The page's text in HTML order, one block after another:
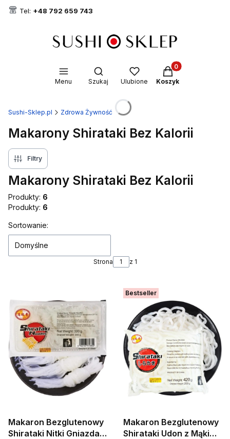
Tel: +48 792 659 743
Menu
Otwórz wyszukiwarkę
Szukaj Ulubione
Produkty w
Koszyk
Sushi-Sklep.pl Zdrowa Żywność
Makarony Shirataki Bez Kalorii
Filtry
Makarony Shirataki Bez Kalorii
Produkty: 6
Produkty: 6
Lista produktów
Sortowanie:
Domyślne
Strona z 1
Makaron Bezglutenowy
Shirataki Nitki Gniazda z
Bestseller
Makaron Bezglutenowy
Shirataki Udon z Mąki